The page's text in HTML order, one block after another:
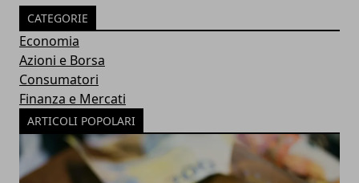
CATEGORIE
Economia
Azioni e Borsa
Consumatori
Finanza e Mercati
ARTICOLI POPOLARI